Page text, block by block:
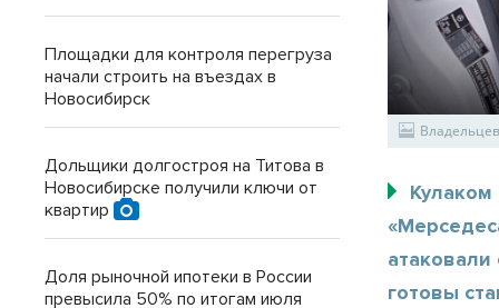
готовы
Площадки для контроля перегруза
начали строить на въездах в
Новосибирск
Дольщики долгостроя на Титова в
Новосибирске получили ключи от
квартир
Доля рыночной ипотеки в России
превысила 50% по итогам июля